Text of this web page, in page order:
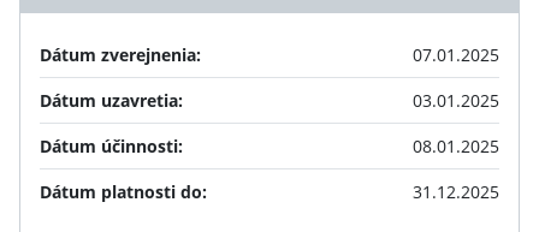
Dátum zverejnenia:
07.01.2025
Dátum uzavretia:
03.01.2025
Dátum účinnosti:
08.01.2025
Dátum platnosti do:
31.12.2025